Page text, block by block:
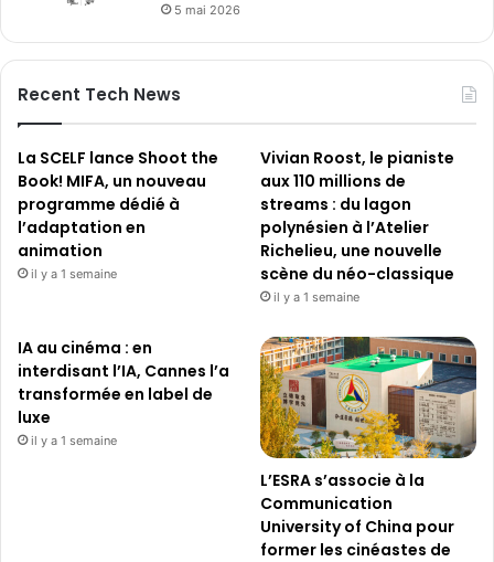
5 mai 2026
Recent Tech News
La SCELF lance Shoot the
Book! MIFA, un nouveau
programme dédié à
l’adaptation en
animation
il y a 1 semaine
Vivian Roost, le pianiste
aux 110 millions de
streams : du lagon
polynésien à l’Atelier
Richelieu, une nouvelle
scène du néo-classique
il y a 1 semaine
IA au cinéma : en
interdisant l’IA, Cannes l’a
transformée en label de
luxe
il y a 1 semaine
L’ESRA s’associe à la
Communication
University of China pour
former les cinéastes de